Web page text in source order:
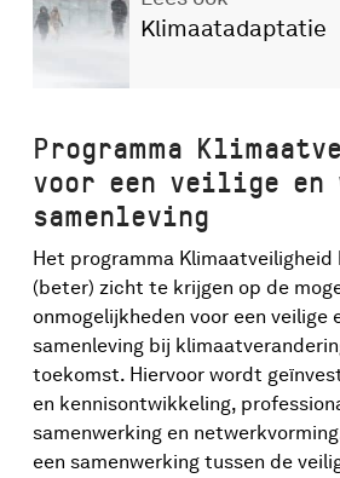
Klimaatadaptatie
Programma
voor een veilige en
samenleving
Het programma
(beter) zicht te krijgen op de
onmogelijkheden voor een veilige
samenleving bij
toekomst. Hiervoor wordt
en kennisontwikkeling,
samenwerking en
een samenwerking tussen de